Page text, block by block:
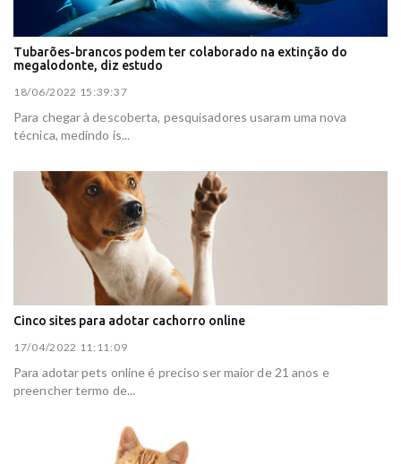
Tubarões-brancos podem ter colaborado na extinção do
megalodonte, diz estudo
18/06/2022 15:39:37
Para chegar à descoberta, pesquisadores usaram uma nova
técnica, medindo is...
Cinco sites para adotar cachorro online
17/04/2022 11:11:09
Para adotar pets online é preciso ser maior de 21 anos e
preencher termo de...